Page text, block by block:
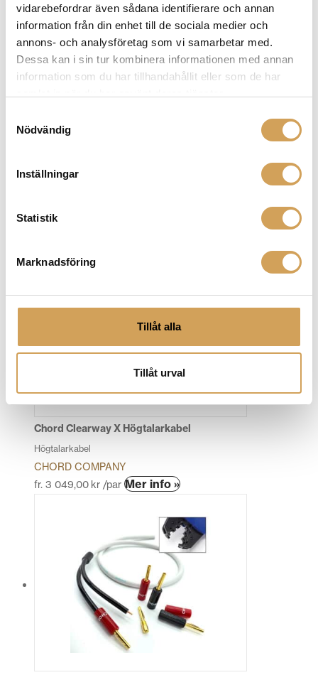
vidarebefordrar även sådana identifierare och annan
information från din enhet till de sociala medier och
annons- och analysföretag som vi samarbetar med.
Dessa kan i sin tur kombinera informationen med annan
information som du har tillhandahållit eller som de har
Nödvändig
Inställningar
Statistik
Marknadsföring
Tillåt alla
Tillåt urval
om du bygger upp ett komplett ljudsystem eller
uppgraderar en enskild komponent, kan kablar från
Van den Hul vara det perfekta valet för att optimera
ljudkvaliteten och uppnå en mer engagerande
musikupplevelse. Utöver sina ljudkablar tillverkar Van
avancerad pickup-teknik för att få fram den bästa
möjliga ljudkvaliteten från dina vinylskivor. Scrolla ner
Relaterade produkter
Chord Clearway X Högtalarkabel
Högtalarkabel
CHORD COMPANY
fr. 3 049,00 kr /par Mer info »Den
produkten
har
flera
varianter.
De
alternativen
kan